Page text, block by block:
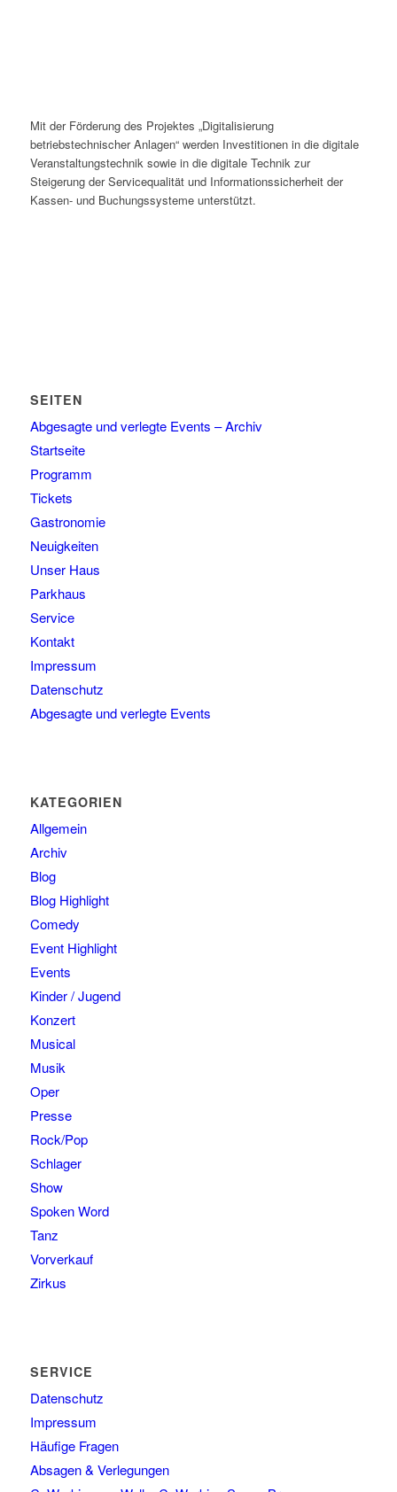
Mit der Förderung des Projektes „Digitalisierung
betriebstechnischer Anlagen“ werden Investitionen in die digitale
Veranstaltungstechnik sowie in die digitale Technik zur
Steigerung der Servicequalität und Informationssicherheit der
Kassen- und Buchungssysteme unterstützt.
SEITEN
Abgesagte und verlegte Events – Archiv
Startseite
Programm
Tickets
Gastronomie
Neuigkeiten
Unser Haus
Parkhaus
Service
Kontakt
Impressum
Datenschutz
Abgesagte und verlegte Events
KATEGORIEN
Allgemein
Archiv
Blog
Blog Highlight
Comedy
Event Highlight
Events
Kinder / Jugend
Konzert
Musical
Musik
Oper
Presse
Rock/Pop
Schlager
Show
Spoken Word
Tanz
Vorverkauf
Zirkus
SERVICE
Datenschutz
Impressum
Häufige Fragen
Absagen & Verlegungen